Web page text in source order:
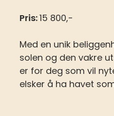
Pris:15 800,-
Med en unik
solen og den vakre
er for deg som vil
elsker å ha havet